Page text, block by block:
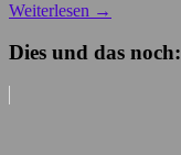
Weiterlesen →
Dies und das noch: